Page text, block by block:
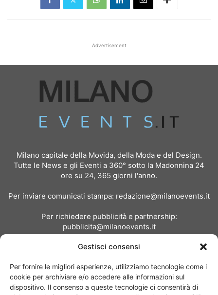
Gestisci consensi
Per fornire le migliori esperienze, utilizziamo tecnologie come i
cookie per archiviare e/o accedere alle informazioni sul
dispositivo. Il consenso a queste tecnologie ci consentirà di
Advertisement
Milano capitale della Movida, della Moda e del Design.
Tutte le News e gli Eventi a 360° sotto la Madonnina 24
ore su 24, 365 giorni l'anno.
Per inviare comunicati stampa: redazione@milanoevents.it
Per richiedere pubblicità e partnership:
pubblicita@milanoevents.it